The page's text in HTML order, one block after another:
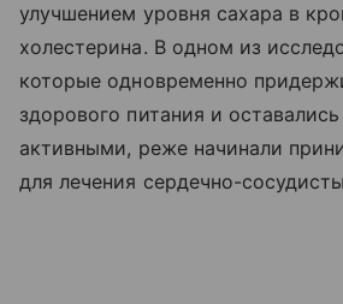
улучшением уровня сахара в
холестерина. В одном из
которые одновременно
здорового питания и
активными, реже начинали
для лечения сердечно-